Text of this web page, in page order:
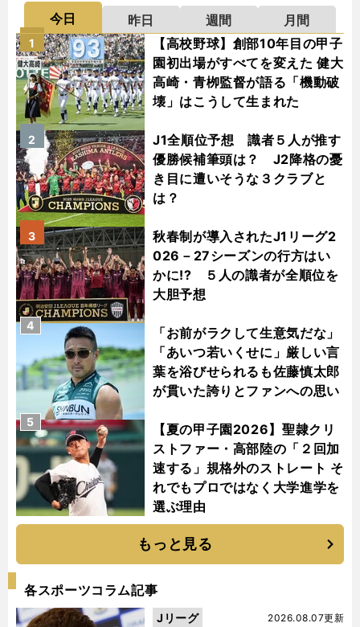
今日 昨日 週間
月間
【高校野球】創部10年目の甲子
園初出場がすべてを変えた 健大
高崎・青栁監督が語る「機動破
壊」はこうして生まれた
1
J1全順位予想 識者５人が推す
優勝候補筆頭は？ J2降格の憂
き目に遭いそうな３クラブと
は？
2
秋春制が導入されたJ1リーグ2
026－27シーズンの行方はい
かに!? ５人の識者が全順位を
大胆予想
3
「お前がラクして生意気だな」
「あいつ若いくせに」厳しい言
葉を浴びせられるも佐藤慎太郎
が貫いた誇りとファンへの思い
4
【夏の甲子園2026】聖隷クリ
ストファー・高部陸の「２回加
速する」規格外のストレート そ
れでもプロではなく大学進学を
選ぶ理由
5
もっと見る
各スポーツコラム記事
2026.08.07更新
Jリーグ